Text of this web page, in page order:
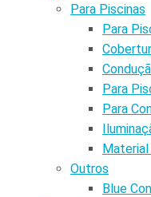
Para Piscinas
Para
Para
Para
Outros
Blue